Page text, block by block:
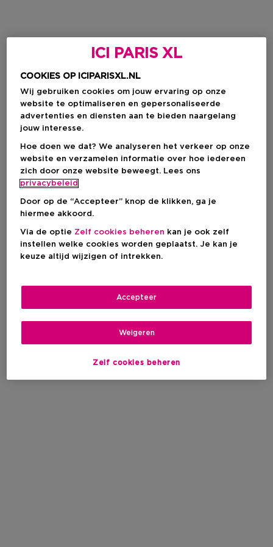
ICI PARIS XL
COOKIES OP ICIPARISXL.NL
Wij gebruiken cookies om jouw ervaring op onze
website te optimaliseren en gepersonaliseerde
advertenties en diensten aan te bieden naargelang
jouw interesse.
Hoe doen we dat? We analyseren het verkeer op onze
website en verzamelen informatie over hoe iedereen
zich door onze website beweegt. Lees ons
privacybeleid
Door op de “Accepteer” knop de klikken, ga je
hiermee akkoord.
Via de optie Zelf cookies beheren kan je ook zelf
instellen welke cookies worden geplaatst. Je kan je
keuze altijd wijzigen of intrekken.
Zelf cookies beheren
Weigeren
Accepteer